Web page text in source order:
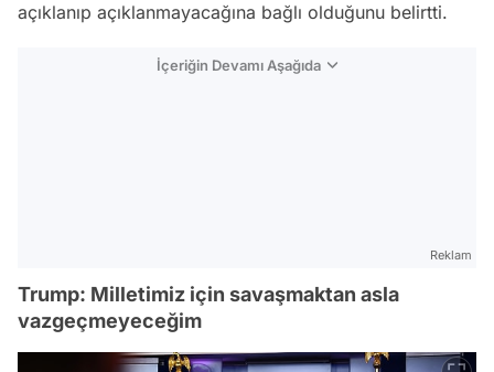
açıklanıp açıklanmayacağına bağlı olduğunu belirtti.
İçeriğin Devamı Aşağıda
Reklam
Trump: Milletimiz için savaşmaktan asla
vazgeçmeyeceğim